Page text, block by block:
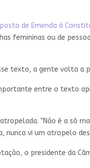
de Emenda à
femininas ou de
texto, a gente volta a
entre o texto
"Não é a só
nunca vi um atropelo
o presidente da